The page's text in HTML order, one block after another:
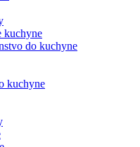
kuchyne
do kuchyne
kuchyne